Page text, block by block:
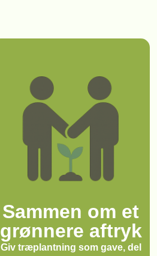
Sammen om et
grønnere aftryk
Giv træplantning som gave, del